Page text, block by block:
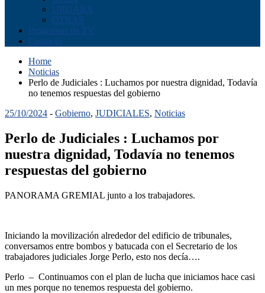
URGARA
OTRAS
Programas de TV
Contacto
Home
Noticias
Perlo de Judiciales : Luchamos por nuestra dignidad, Todavía
no tenemos respuestas del gobierno
25/10/2024 - Gobierno, JUDICIALES, Noticias
Perlo de Judiciales : Luchamos por
nuestra dignidad, Todavía no tenemos
respuestas del gobierno
PANORAMA GREMIAL junto a los trabajadores.
Iniciando la movilización alrededor del edificio de tribunales,
conversamos entre bombos y batucada con el Secretario de los
trabajadores judiciales Jorge Perlo, esto nos decía….
Perlo – Continuamos con el plan de lucha que iniciamos hace casi
un mes porque no tenemos respuesta del gobierno.